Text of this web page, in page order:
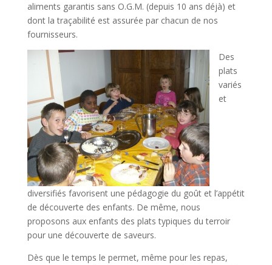
aliments garantis sans O.G.M. (depuis 10 ans déjà) et
dont la traçabilité est assurée par chacun de nos
fournisseurs.
Des
plats
variés
et
diversifiés favorisent une pédagogie du goût et l’appétit
de découverte des enfants. De même, nous
proposons aux enfants des plats typiques du terroir
pour une découverte de saveurs.
Dès que le temps le permet, même pour les repas,